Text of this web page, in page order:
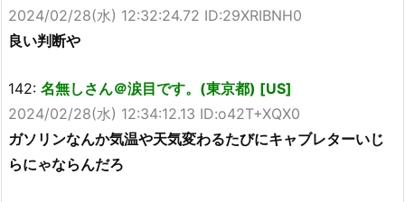
2024/02/28(水) 12:32:24.72 ID:29XRIBNH0
良い判断や
142: 名無しさん＠涙目です。(東京都) [US]
2024/02/28(水) 12:34:12.13 ID:o42T+XQX0
ガソリンなんか気温や天気変わるたびにキャブレターいじ
らにゃならんだろ